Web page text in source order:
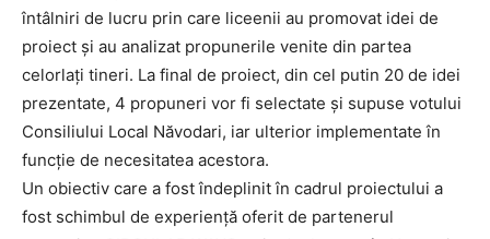
întâlniri de lucru prin care liceenii au promovat idei de
proiect și au analizat propunerile venite din partea
celorlați tineri. La final de proiect, din cel putin 20 de idei
prezentate, 4 propuneri vor fi selectate și supuse votului
Consiliului Local Năvodari, iar ulterior implementate în
funcție de necesitatea acestora.
Un obiectiv care a fost îndeplinit în cadrul proiectului a
fost schimbul de experiență oferit de partenerul